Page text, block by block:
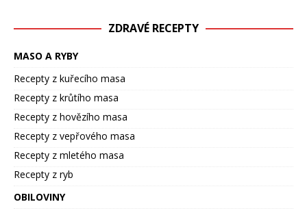
ZDRAVÉ RECEPTY
MASO A RYBY
Recepty z kuřecího masa
Recepty z krůtího masa
Recepty z hovězího masa
Recepty z vepřového masa
Recepty z mletého masa
Recepty z ryb
OBILOVINY